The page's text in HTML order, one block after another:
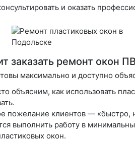
и оказать
заказать ремонт окон
максимально и доступно
объясним, как использовать
пожелание клиентов —
выполнить работу в
окон.